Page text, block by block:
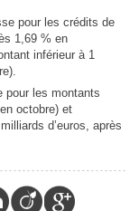
pour les crédits de
1,69 % en
inférieur à 1
pour les montants
octobre) et
d’euros, après